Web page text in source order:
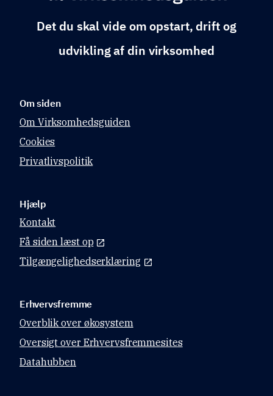
Det du skal vide om opstart, drift og
udvikling af din virksomhed
Om siden
Om Virksomhedsguiden
Cookies
Privatlivspolitik
Hjælp
Kontakt
Få siden læst op
Tilgængelighedserklæring
Erhvervsfremme
Overblik over økosystem
Oversigt over Erhvervsfremmesites
Datahubben